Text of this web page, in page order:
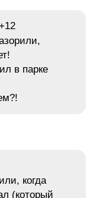
в парке
когда
(который